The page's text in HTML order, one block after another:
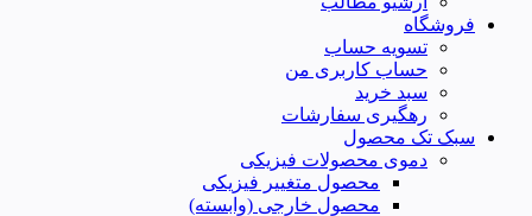
فروشگاه
تسویه حساب
حساب کاربری من
سبد خرید
رهگیری سفارشات
سبک تک محصول
دموی محصولات فیزیکی
محصول متغییر فیزیکی
محصول خارجی (وابسته)